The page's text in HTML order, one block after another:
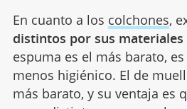
En cuanto a los colchones,
distintos por sus materiales
espuma es el más barato,
menos higiénico. El de
más barato, y su ventaja es